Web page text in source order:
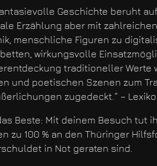
fantasievolle Geschichte beruht
Erzählung aber mit
menschliche Figuren zu
wirkungsvolle
traditioneller Werte
und poetischen Szenen zum
zugedeckt.“ –
Beste: Mit deinem Besuch tut
zu 100 % an den Thüringer
in Not geraten sind.